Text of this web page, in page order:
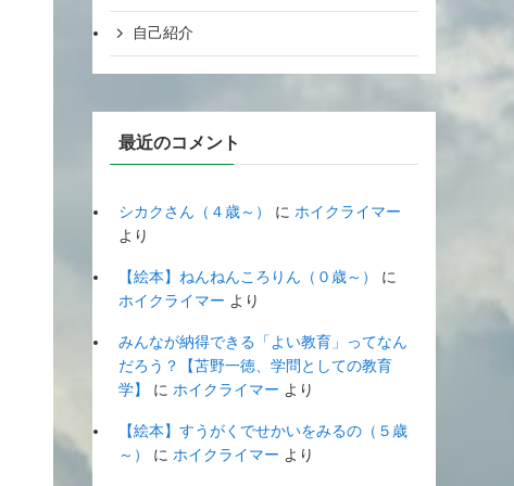
自己紹介
最近のコメント
シカクさん（４歳～） に ホイクライマー
より
【絵本】ねんねんころりん（０歳～）
に
ホイクライマー より
みんなが納得できる「よい教育」ってなん
だろう？【苫野一徳、学問としての教育
学】
に ホイクライマー より
【絵本】すうがくでせかいをみるの（５歳
～）
に ホイクライマー より